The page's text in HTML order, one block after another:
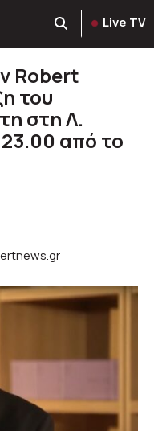
Live TV
Robert
του
στη Λ.
από το